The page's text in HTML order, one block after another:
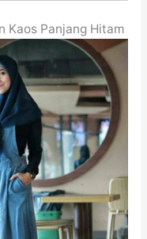
Kaos Panjang Hitam